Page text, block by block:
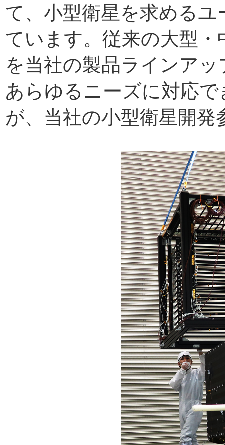
て、小型衛星を求める
ています。従来の大型
を当社の製品ラインア
あらゆるニーズに対応
が、当社の小型衛星開発